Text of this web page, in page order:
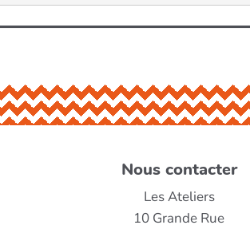
Nous contacter
Les Ateliers
10 Grande Rue